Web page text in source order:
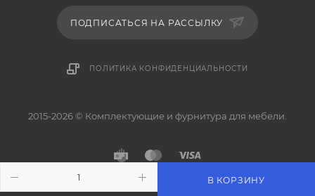
В КОРЗИНУ
ПОДПИСАТЬСЯ НА РАССЫЛКУ
ПОЛИТИКА КОНФИДЕНЦИАЛЬНОСТИ
2015-2026 © Комплектующие и фурнитура для мебели.